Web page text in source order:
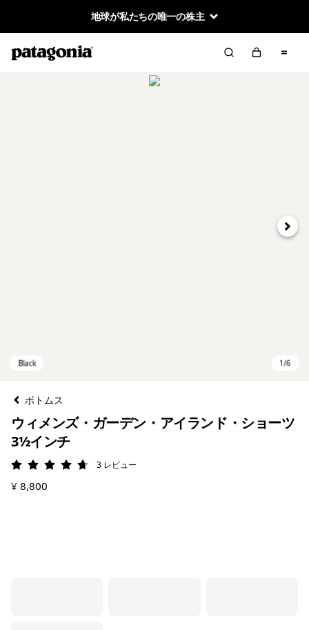
地球が私たちの唯一の株主
次へ
ボトムス
ウィメンズ・ガーデン・アイランド・ショーツ
3½インチ
評価: 4.7 / 5
3 レビュー
¥ 8,800